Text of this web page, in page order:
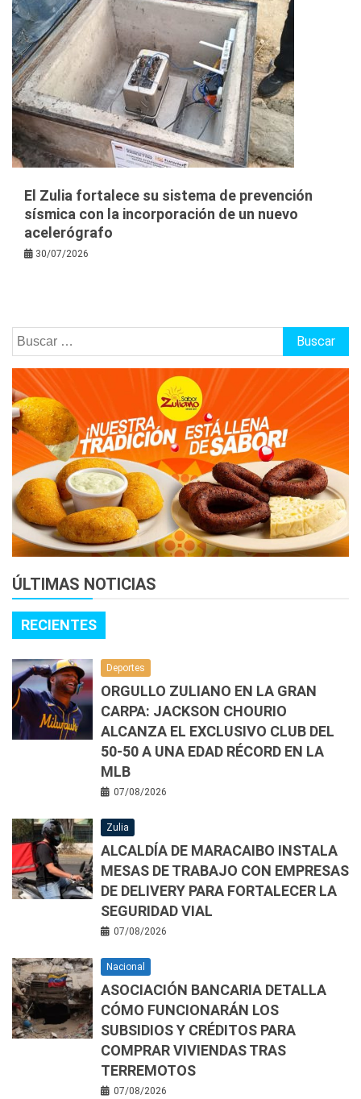
El Zulia fortalece su sistema de prevención
sísmica con la incorporación de un nuevo
acelerógrafo
30/07/2026
Buscar:
ÚLTIMAS NOTICIAS
RECIENTES
Deportes
ORGULLO ZULIANO EN LA GRAN
CARPA: JACKSON CHOURIO
ALCANZA EL EXCLUSIVO CLUB DEL
50-50 A UNA EDAD RÉCORD EN LA
MLB
07/08/2026
Zulia
ALCALDÍA DE MARACAIBO INSTALA
MESAS DE TRABAJO CON EMPRESAS
DE DELIVERY PARA FORTALECER LA
SEGURIDAD VIAL
07/08/2026
Nacional
ASOCIACIÓN BANCARIA DETALLA
CÓMO FUNCIONARÁN LOS
SUBSIDIOS Y CRÉDITOS PARA
COMPRAR VIVIENDAS TRAS
TERREMOTOS
07/08/2026